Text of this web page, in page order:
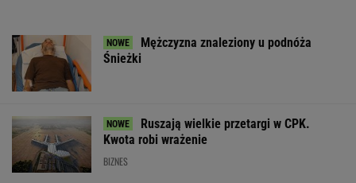
Mężczyzna znaleziony u podnóża
Śnieżki
Ruszają wielkie przetargi w CPK.
Kwota robi wrażenie
BIZNES